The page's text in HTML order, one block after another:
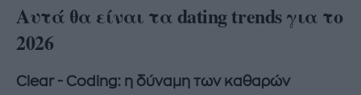
Αυτά θα είναι τα dating trends για το
2026
Clear - Coding: η δύναμη των καθαρών